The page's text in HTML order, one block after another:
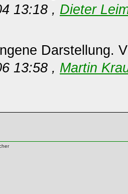
13:18 , Dieter
Darstellung.
13:58 , Martin